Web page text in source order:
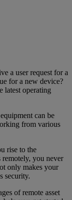
a user request for a
for a new device?
latest operating
can be
from various
rise to the
remotely, you never
only makes your
security.
of remote asset